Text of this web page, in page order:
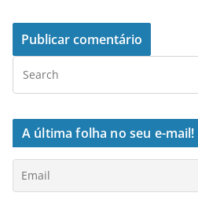
A última folha no seu e-mail!